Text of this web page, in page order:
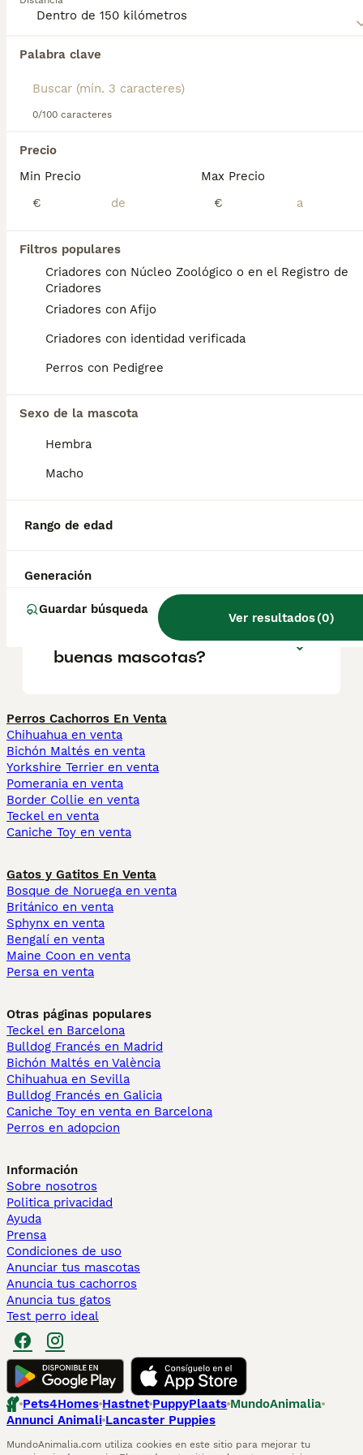
Palabra clave
0/100 caracteres
Precio
Min Precio
€
Max Precio
€
Filtros populares
Criadores con Núcleo Zoológico o en el Registro de
Criadores
Criadores con Afijo
Criadores con identidad verificada
Perros con Pedigree
Sexo de la mascota
Hembra
Macho
Rango de edad
Generación
Guardar búsqueda
Ver resultados(0)
Encontramos 0 Pastor Belga Laekenois
Barcelona.
Si deseas exactamente esta búsqueda guarda tu
¿Cuál es la diferencia entre
laekenois y malinois?
El Laekenois belga es uno de los pocos
emparentados con el Malinois, el
texturas de pelaje.
¿Cuáles son los 3 tipos de
Laekenois?
¿Los perros Laekenois son
buenas mascotas?
Perros Cachorros En Venta
Chihuahua en venta
Bichón Maltés en venta
Yorkshire Terrier en venta
Pomerania en venta
Border Collie en venta
Teckel en venta
Caniche Toy en venta
Gatos y Gatitos En Venta
Bosque de Noruega en venta
Británico en venta
Sphynx en venta
Bengalí en venta
Maine Coon en venta
Persa en venta
Otras páginas populares
Teckel en Barcelona
Bulldog Francés en Madrid
Bichón Maltés en València
Chihuahua en Sevilla
Bulldog Francés en Galicia
Caniche Toy en venta en Barcelona
Perros en adopcion
Información
Sobre nosotros
Politica privacidad
Ayuda
Prensa
Condiciones de uso
Anunciar tus mascotas
Anuncia tus cachorros
Anuncia tus gatos
Test perro ideal
Pets4Homes Hastnet PuppyPlaats MundoAnimalia
Annunci Animali Lancaster Puppies
MundoAnimalia.com utiliza cookies en este sitio para mejorar tu